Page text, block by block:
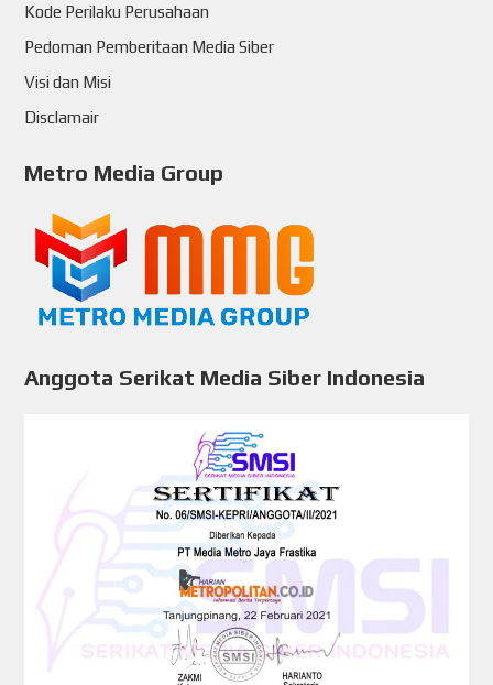
Kode Perilaku Perusahaan
Pedoman Pemberitaan Media Siber
Visi dan Misi
Disclamair
Metro Media Group
Anggota Serikat Media Siber Indonesia